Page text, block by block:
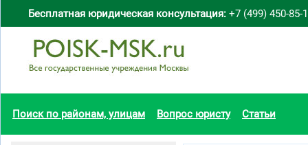
Бесплатная юридическая консультация: +7 (499) 450-85-
Поиск по районам, улицам Вопрос юристу Статьи